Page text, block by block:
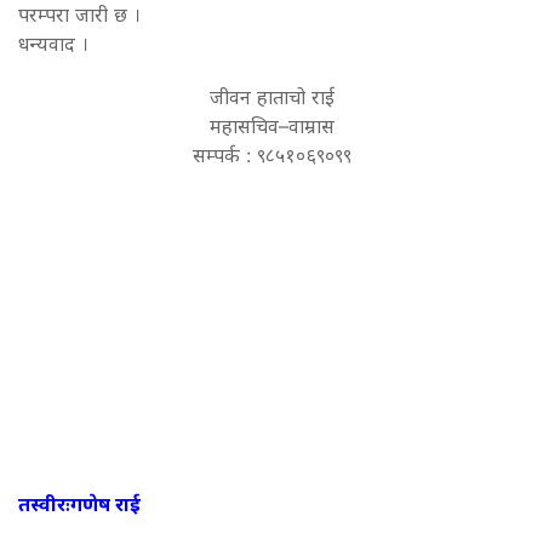
परम्परा जारी छ ।
धन्यवाद ।
जीवन हाताचो राई
महासचिव–वाम्रास
सम्पर्क : ९८५१०६९०९९
तस्वीरःगणेष राई